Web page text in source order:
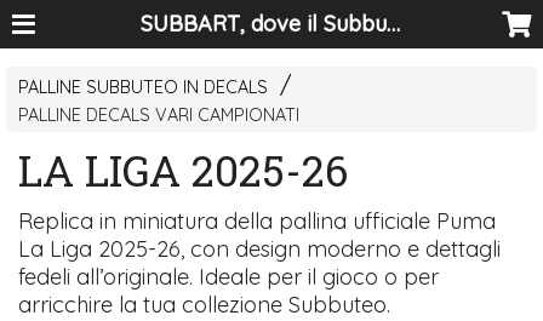
SUBBART, dove il Subbuteo diventa arte
PALLINE SUBBUTEO IN DECALS
PALLINE DECALS VARI CAMPIONATI
LA LIGA 2025-26
Replica in miniatura della pallina ufficiale Puma
La Liga 2025-26, con design moderno e dettagli
fedeli all’originale. Ideale per il gioco o per
arricchire la tua collezione Subbuteo.